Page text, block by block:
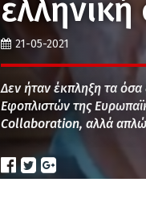
21-05-2021
Δεν ήταν έκπληξη τα
Εφοπλιστών της
Collaboration, αλλά